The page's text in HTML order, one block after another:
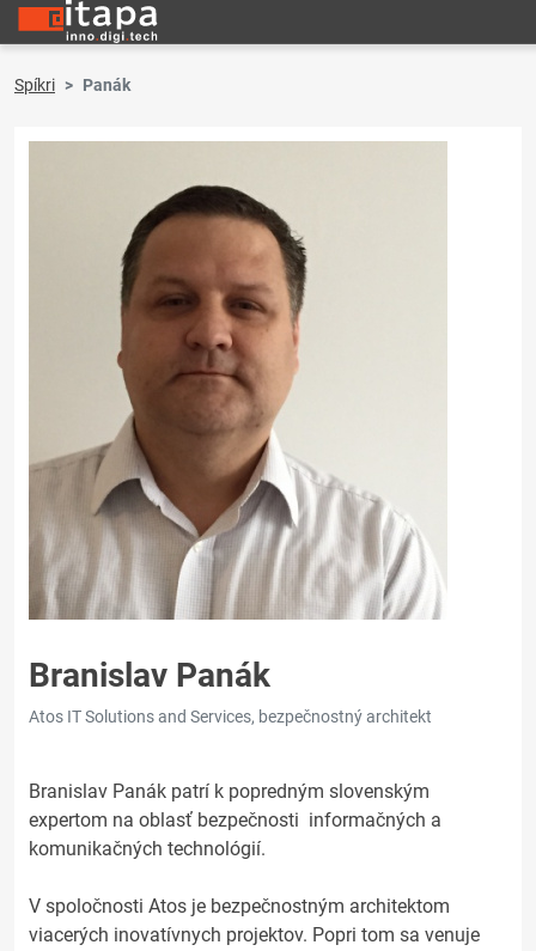
Spíkri Panák
Branislav Panák
Atos IT Solutions and Services, bezpečnostný architekt
Branislav Panák patrí k popredným slovenským
expertom na oblasť bezpečnosti informačných a
komunikačných technológií.
V spoločnosti Atos je bezpečnostným architektom
viacerých inovatívnych projektov. Popri tom sa venuje